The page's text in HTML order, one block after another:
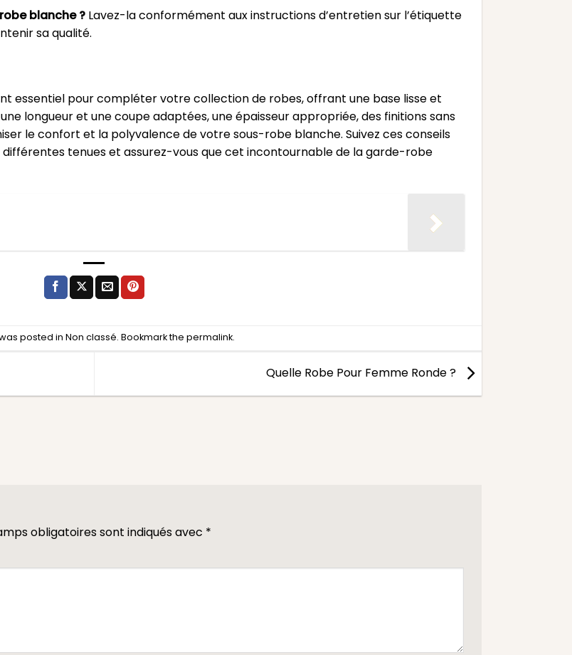
blanche ? Lavez-la conformément aux instructions d’entretien sur l’étiquette
sa qualité.
essentiel pour compléter votre collection de robes, offrant une base lisse et
longueur et une coupe adaptées, une épaisseur appropriée, des finitions sans
le confort et la polyvalence de votre sous-robe blanche. Suivez ces conseils
tenues et assurez-vous que cet incontournable de la garde-robe
posted in Non classé. Bookmark the permalink.
Quelle Robe Pour Femme Ronde ?
obligatoires sont indiqués avec *